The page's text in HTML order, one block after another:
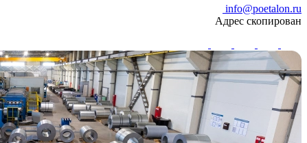
info@poetalon.ru
Адрес скопирован